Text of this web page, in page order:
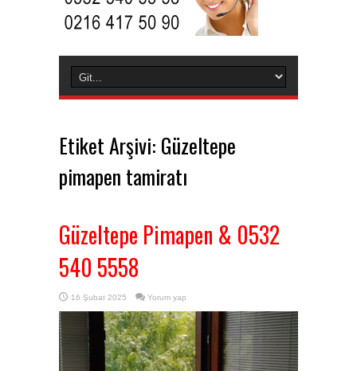
Etiket Arşivi: Güzeltepe
pimapen tamiratı
Güzeltepe Pimapen & 0532
540 5558
16 Şubat 2025 Yorum yap